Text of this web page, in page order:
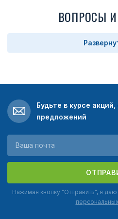
ВОПРОСЫ
Будьте в курсе
предложений
Нажимая кнопку "Отправить", я даю